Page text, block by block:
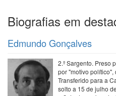
Biografias em
Edmundo Gonçalves
2.º Sargento. Preso
por "motivo
Transferido para a
solto a 15 de julho